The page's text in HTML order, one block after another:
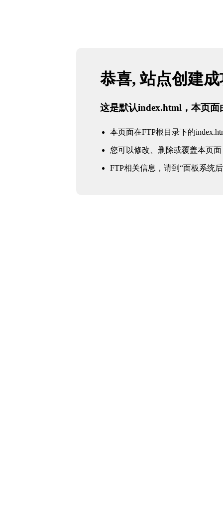
恭喜, 站点创建
这是默认index.html，本页面
本页面在FTP根目录下的
您可以修改、删除或覆盖本页面
FTP相关信息，请到“面板系统